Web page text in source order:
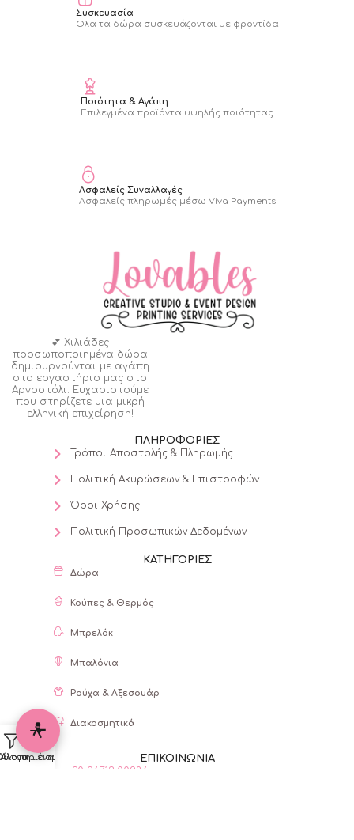
Συσκευασία
Ολα τα δώρα συσκευάζονται με φροντίδα
Ποιότητα & Αγάπη
Επιλεγμένα προϊόντα υψηλής ποιότητας
Ασφαλείς Συναλλαγές
Ασφαλείς πληρωμές μέσω Viva Payments
💕 Χιλιάδες
προσωποποιημένα δώρα
δημιουργούνται με αγάπη
στο εργαστήριο μας στο
Αργοστόλι. Ευχαριστούμε
που στηρίζετε μια μικρή
ελληνική επιχείρηση!
ΠΛΗΡΟΦΟΡΙΕΣ
Τρόποι Αποστολής & Πληρωμής
Πολιτική Ακυρώσεων & Επιστροφών
Όροι Χρήσης
Πολιτική Προσωπικών Δεδομένων
ΚΑΤΗΓΟΡΙΕΣ
Δώρα
Κούπες & Θερμός
Μπρελόκ
Μπαλόνια
Ρούχα & Αξεσουάρ
Διακοσμητικά
ΕΠΙΚΟΙΝΩΝΙΑ
+30 26713 00286
Αγαπημένα
λογαριασμός μου